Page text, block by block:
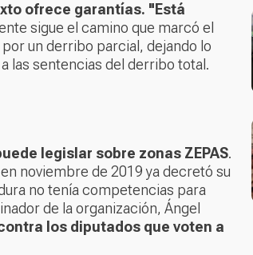
ofrece garantías. "Está
sigue el camino que marcó el
un derribo parcial, dejando lo
las sentencias del derribo total.
legislar sobre zonas ZEPAS.
noviembre de 2019 ya decretó su
no tenía competencias para
de la organización, Ángel
los diputados que voten a